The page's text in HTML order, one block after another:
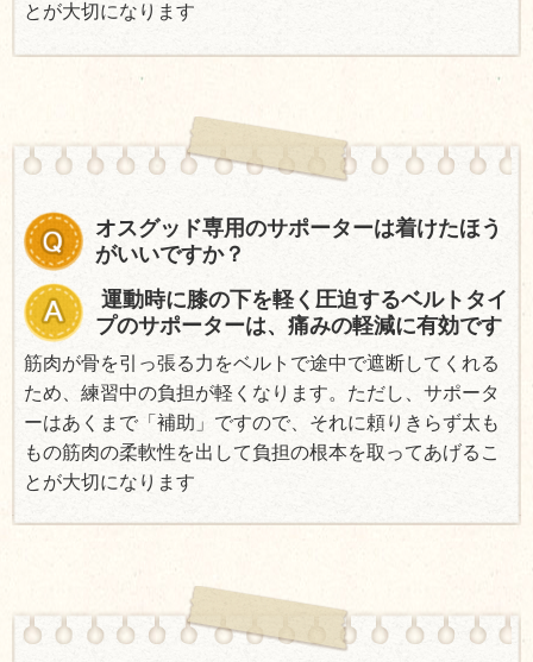
とが大切になります
オスグッド専用のサポーターは着けたほう
がいいですか？
運動時に膝の下を軽く圧迫するベルトタイ
プのサポーターは、痛みの軽減に有効です
筋肉が骨を引っ張る力をベルトで途中で遮断してくれる
ため、練習中の負担が軽くなります。ただし、サポータ
ーはあくまで「補助」ですので、それに頼りきらず太も
もの筋肉の柔軟性を出して負担の根本を取ってあげるこ
とが大切になります